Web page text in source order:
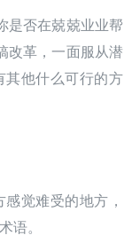
是否在兢兢业业帮
改革，一面服从潜
其他什么可行的方
觉难受的地方，
语。